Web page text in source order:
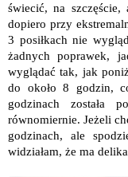
świecić, na
dopiero przy
3 posiłkach nie
żadnych poprawek,
wyglądać tak, jak
do około 8 godzin,
godzinach została
równomiernie. Jeżeli
godzinach, ale
widziałam, że ma